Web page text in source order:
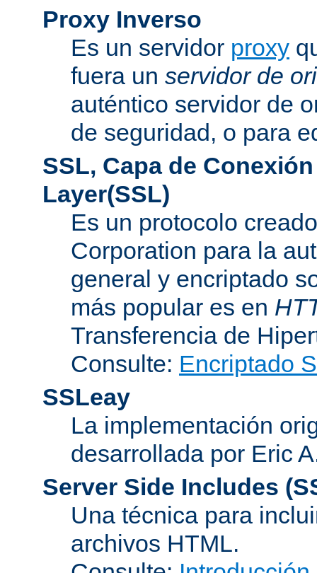
Proxy Inverso
Es un servidor proxy
fuera un servidor de
auténtico servidor de
de seguridad, o para
SSL, Capa de
Layer(SSL)
Es un protocolo
Corporation para la
general y encriptado
más popular es en
Transferencia de
Consulte: Encriptado
SSLeay
La implementación
desarrollada por Eric
Server Side Includes
Una técnica para
archivos HTML.